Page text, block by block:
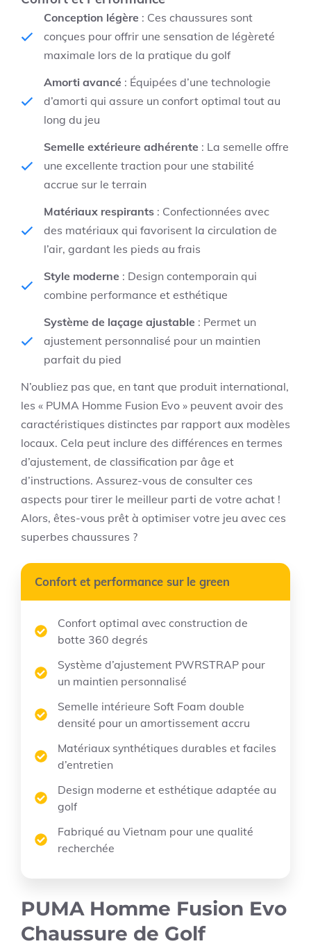
Conception légère : Ces chaussures sont
conçues pour offrir une sensation de légèreté
maximale lors de la pratique du golf
Amorti avancé : Équipées d’une technologie
d’amorti qui assure un confort optimal tout au
long du jeu
Semelle extérieure adhérente : La semelle offre
une excellente traction pour une stabilité
accrue sur le terrain
Matériaux respirants : Confectionnées avec
des matériaux qui favorisent la circulation de
l’air, gardant les pieds au frais
Style moderne : Design contemporain qui
combine performance et esthétique
Système de laçage ajustable : Permet un
ajustement personnalisé pour un maintien
parfait du pied
N’oubliez pas que, en tant que produit international,
les « PUMA Homme Fusion Evo » peuvent avoir des
caractéristiques distinctes par rapport aux modèles
locaux. Cela peut inclure des différences en termes
d’ajustement, de classification par âge et
d’instructions. Assurez-vous de consulter ces
aspects pour tirer le meilleur parti de votre achat !
Alors, êtes-vous prêt à optimiser votre jeu avec ces
superbes chaussures ?
Confort et performance sur le green
Confort optimal avec construction de
botte 360 degrés
Système d’ajustement PWRSTRAP pour
un maintien personnalisé
Semelle intérieure Soft Foam double
densité pour un amortissement accru
Matériaux synthétiques durables et faciles
d’entretien
Design moderne et esthétique adaptée au
golf
Fabriqué au Vietnam pour une qualité
recherchée
PUMA Homme Fusion Evo
Chaussure de Golf